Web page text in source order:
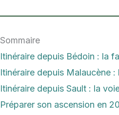
Sommaire
Itinéraire depuis Bédoin : la
Itinéraire depuis Malaucène
Itinéraire depuis Sault : la
Préparer son ascension en